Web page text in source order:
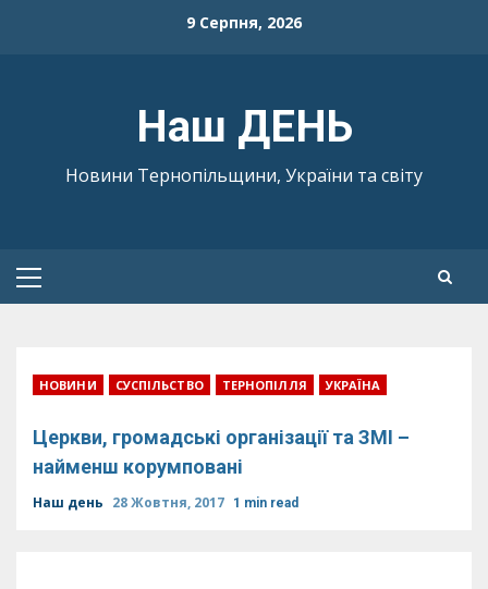
9 Серпня, 2026
Наш ДЕНЬ
Новини Тернопільщини, України та світу
Primary
НОВИНИ СУСПІЛЬСТВО ТЕРНОПІЛЛЯ УКРАЇНА
Церкви, громадські організації та ЗМІ –
найменш корумповані
Наш день 28 Жовтня, 2017 1 min read